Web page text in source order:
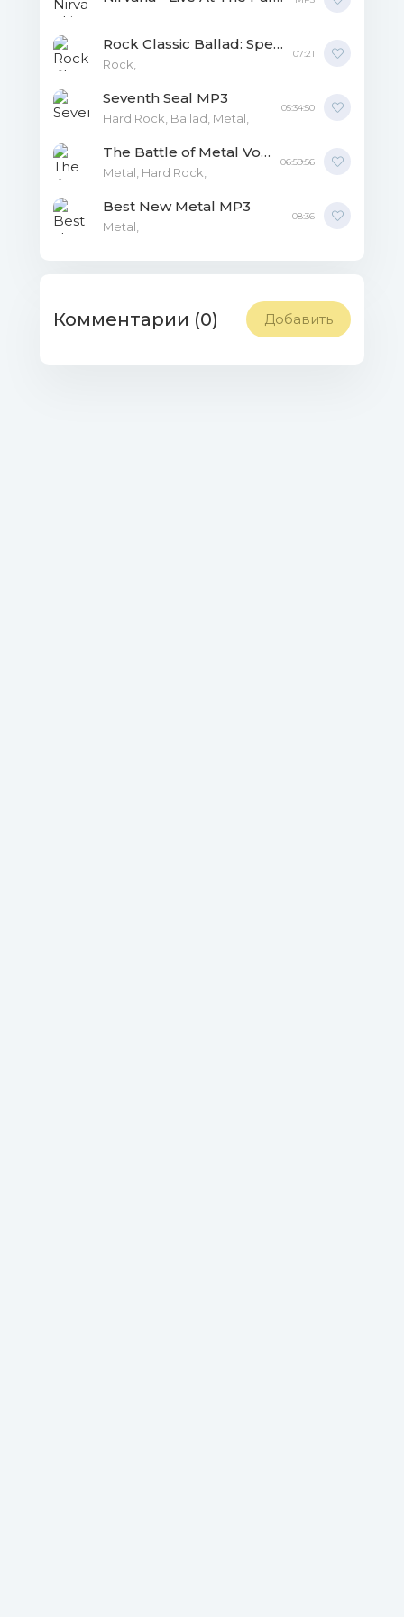
Rock Classic Ballad: Special Performance MP3
Rock,
07:21
Seventh Seal MP3
Hard Rock, Ballad, Metal,
05:34:50
The Battle of Metal Vol.2 MP3
Metal, Hard Rock,
06:59:56
Best New Metal MP3
Metal,
08:36
Комментарии (0) Добавить